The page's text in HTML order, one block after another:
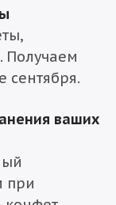
Получаем
сентября.
ваших
при